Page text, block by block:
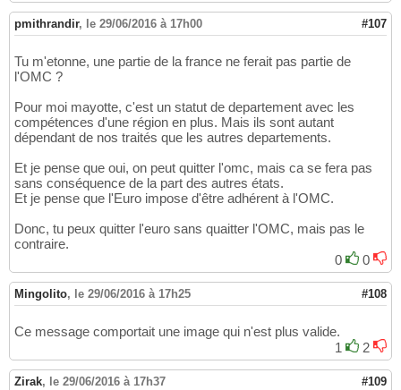
pmithrandir, le 29/06/2016 à 17h00 #107
Tu m'etonne, une partie de la france ne ferait pas partie de
l'OMC ?
Pour moi mayotte, c'est un statut de departement avec les
compétences d'une région en plus. Mais ils sont autant
dépendant de nos traités que les autres departements.
Et je pense que oui, on peut quitter l'omc, mais ca se fera pas
sans conséquence de la part des autres états.
Et je pense que l'Euro impose d'être adhérent à l'OMC.
Donc, tu peux quitter l'euro sans quaitter l'OMC, mais pas le
contraire.
0
0
Mingolito, le 29/06/2016 à 17h25 #108
Ce message comportait une image qui n'est plus valide.
1
2
Zirak, le 29/06/2016 à 17h37 #109